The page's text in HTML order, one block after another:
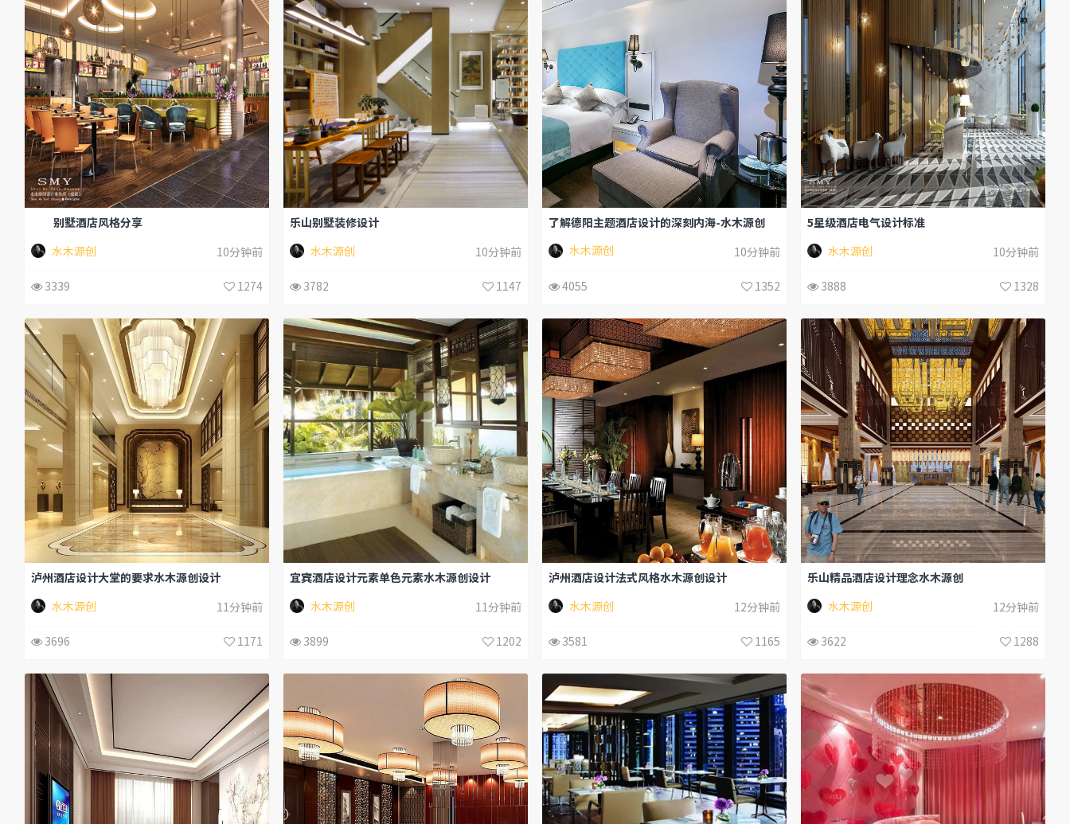
别墅酒店风格分享
水木源创
10分钟前
3339 1274
乐山别墅装修设计
水木源创
10分钟前
3782 1147
了解德阳主题酒店设计的深刻内海-水木源创
水木源创
10分钟前
4055 1352
5星级酒店电气设计标准
水木源创
10分钟前
3888 1328
泸州酒店设计大堂的要求水木源创设计
水木源创
11分钟前
3696 1171
宜宾酒店设计元素单色元素水木源创设计
水木源创
11分钟前
3899 1202
泸州酒店设计法式风格水木源创设计
水木源创
12分钟前
3581 1165
乐山精品酒店设计理念水木源创
水木源创
12分钟前
3622 1288